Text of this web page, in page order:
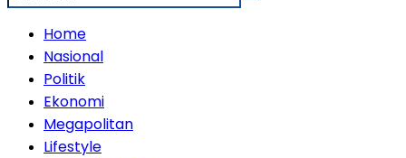
Home
Nasional
Politik
Ekonomi
Megapolitan
Lifestyle